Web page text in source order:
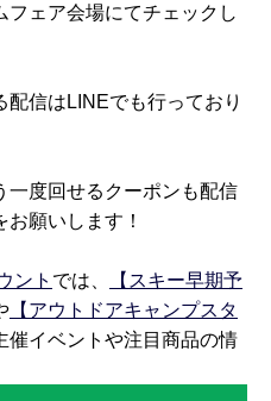
フェア会場にてチェックし
信はLINEでも行っており
一度回せるクーポンも配信
願いします！
ント では、
【スキー早期予
【アウトドアキャンプスタ
催イベントや注目商品の情